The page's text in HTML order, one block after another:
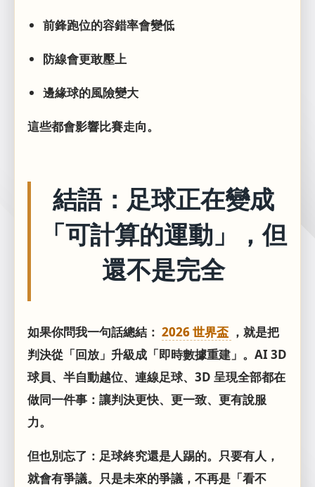
前鋒跑位的容錯率會變低
防線會更敢壓上
邊緣球的風險變大
這些都會影響比賽走向。
結語：足球正在變成
「可計算的運動」，但
還不是完全
如果你問我一句話總結： 2026 世界盃 ，就是把
判決從「回放」升級成「即時數據重建」。AI 3D
球員、半自動越位、連線足球、3D 呈現全部都在
做同一件事：讓判決更快、更一致、更有說服
力。
但也別忘了：足球終究還是人踢的。只要有人，
就會有爭議。只是未來的爭議，不再是「看不